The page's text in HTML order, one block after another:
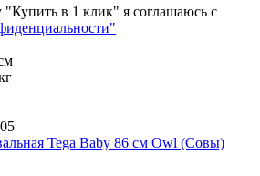
в 1 клик" я соглашаюсь с
Tega Baby 86 см Owl (Совы)